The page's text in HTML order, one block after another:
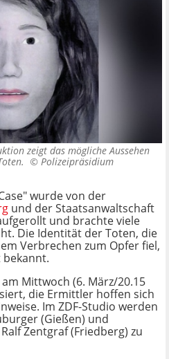
zeigt das mögliche Aussehen
© Polizeipräsidium
wurde von der
und der Staatsanwaltschaft
und brachte viele
Die Identität der Toten, die
Verbrechen zum Opfer fiel,
Mittwoch (6. März/20.15
die Ermittler hoffen sich
Im ZDF-Studio werden
(Gießen) und
Zentgraf (Friedberg) zu